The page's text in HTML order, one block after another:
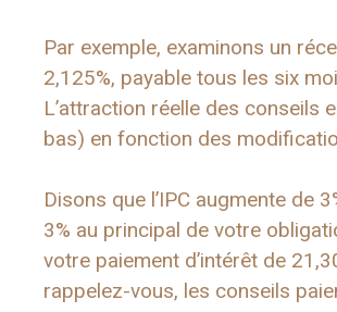
Par exemple, examinons un
2,125%, payable tous les six
L’attraction réelle des conseils
bas) en fonction des
Disons que l’IPC augmente de
3% au principal de votre
votre paiement d’intérêt de
rappelez-vous, les conseils